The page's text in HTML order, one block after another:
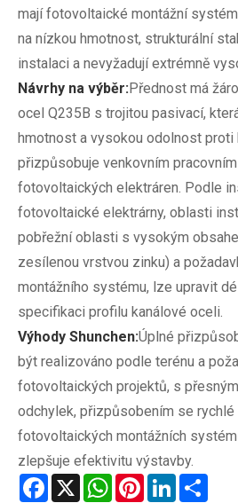
mají fotovoltaické montážní
na nízkou hmotnost, strukturální
instalaci a nevyžadují extrémně
Návrhy na výběr:Přednost má
ocel Q235B s trojitou pasivací,
hmotnost a vysokou odolnost
přizpůsobuje venkovním
fotovoltaických elektráren. Podle
fotovoltaické elektrárny, oblasti
pobřežní oblasti s vysokým
zesílenou vrstvou zinku) a
montážního systému, lze upravit
specifikaci profilu kanálové oceli.
Výhody Shunchen:Úplné
být realizováno podle terénu a
fotovoltaických projektů, s
odchylek, přizpůsobením se rychlé
fotovoltaických montážních
zlepšuje efektivitu výstavby.
Facebook
X WhatsAppPinterestLinkedIn